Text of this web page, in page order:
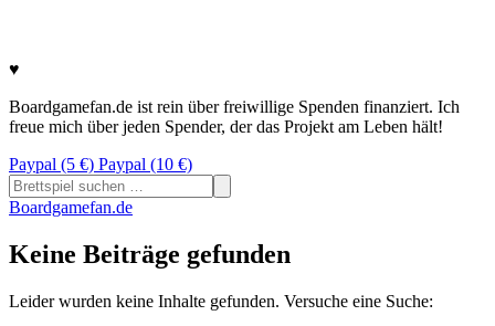
♥
Boardgamefan.de ist rein über freiwillige Spenden finanziert. Ich
freue mich über jeden Spender, der das Projekt am Leben hält!
Paypal (5 €) Paypal (10 €)
Suchen
nach:
Boardgamefan.de
Keine Beiträge gefunden
Leider wurden keine Inhalte gefunden. Versuche eine Suche: